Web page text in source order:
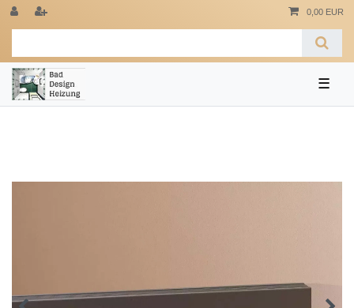
0,00 EUR
☰